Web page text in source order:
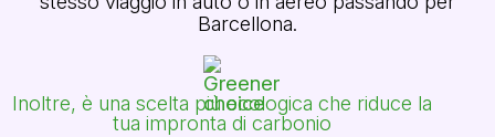
Barcellona.
Inoltre, è una scelta più ecologica che riduce la
tua impronta di carbonio